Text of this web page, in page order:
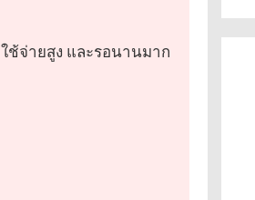
ช้จ่ายสูง และรอนานมาก